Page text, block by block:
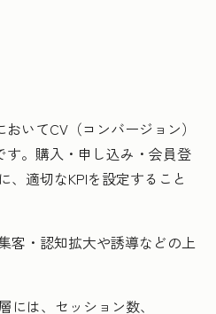
いてCV（コンバージョン）
。購入・申し込み・会員登
、適切なKPIを設定すること
客・認知拡大や誘導などの上
には、セッション数、